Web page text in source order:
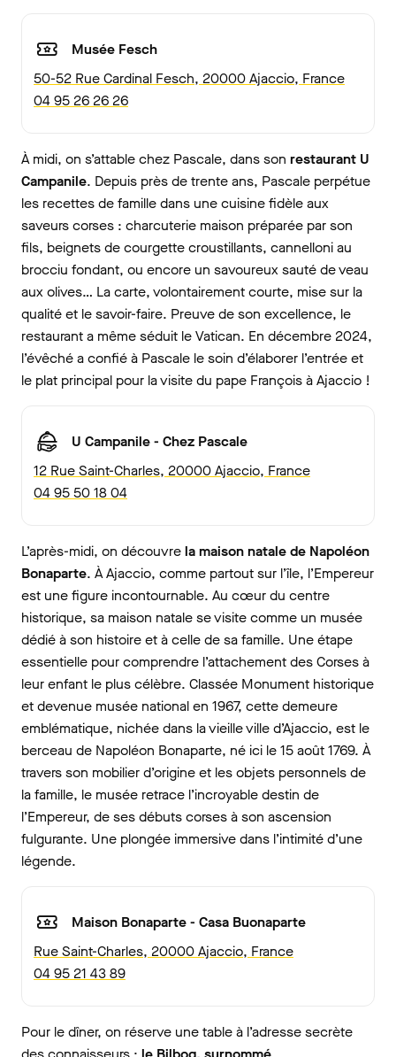
Musée Fesch
50-52 Rue Cardinal Fesch, 20000 Ajaccio, France
04 95 26 26 26
À midi, on s’attable chez Pascale, dans son restaurant U
Campanile. Depuis près de trente ans, Pascale perpétue
les recettes de famille dans une cuisine fidèle aux
saveurs corses : charcuterie maison préparée par son
fils, beignets de courgette croustillants, cannelloni au
brocciu fondant, ou encore un savoureux sauté de veau
aux olives… La carte, volontairement courte, mise sur la
qualité et le savoir-faire. Preuve de son excellence, le
restaurant a même séduit le Vatican. En décembre 2024,
l’évêché a confié à Pascale le soin d’élaborer l’entrée et
le plat principal pour la visite du pape François à Ajaccio !
U Campanile - Chez Pascale
12 Rue Saint-Charles, 20000 Ajaccio, France
04 95 50 18 04
L’après-midi, on découvrela maison natale de Napoléon
Bonaparte. À Ajaccio, comme partout sur l’île, l’Empereur
est une figure incontournable. Au cœur du centre
historique, sa maison natale se visite comme un musée
dédié à son histoire et à celle de sa famille. Une étape
essentielle pour comprendre l’attachement des Corses à
leur enfant le plus célèbre. Classée Monument historique
et devenue musée national en 1967, cette demeure
emblématique, nichée dans la vieille ville d’Ajaccio, est le
berceau de Napoléon Bonaparte, né ici le 15 août 1769. À
travers son mobilier d’origine et les objets personnels de
la famille, le musée retrace l’incroyable destin de
l’Empereur, de ses débuts corses à son ascension
fulgurante. Une plongée immersive dans l’intimité d’une
légende.
Maison Bonaparte - Casa Buonaparte
Rue Saint-Charles, 20000 Ajaccio, France
04 95 21 43 89
Pour le dîner, on réserve une table à l’adresse secrète